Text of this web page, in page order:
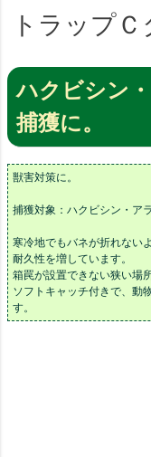
トラップ
ハクビシン
捕獲に。
獣害対策に。
捕獲対象：ハクビシン・ア
寒冷地でもバネが折れない
耐久性を増しています。
箱罠が設置できない狭い場
ソフトキャッチ付きで、動
す。